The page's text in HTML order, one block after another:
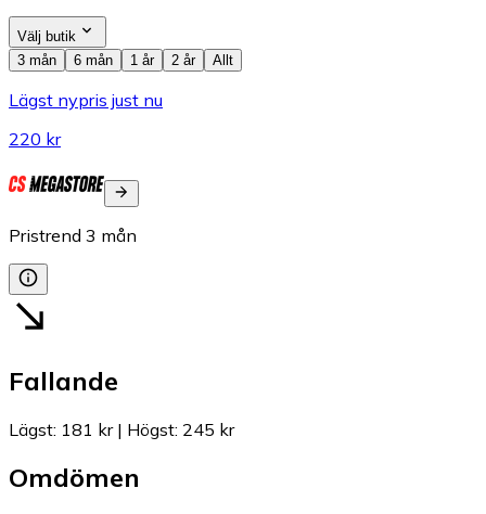
Välj butik
3 mån
6 mån 1 år 2 år Allt
Lägst nypris just nu
220 kr
Pristrend 3 mån
Fallande
Lägst: 181 kr| Högst: 245 kr
Omdömen